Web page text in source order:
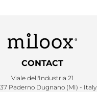
CONTACT
Viale dell'Industria 21
Paderno Dugnano (MI) - Italy